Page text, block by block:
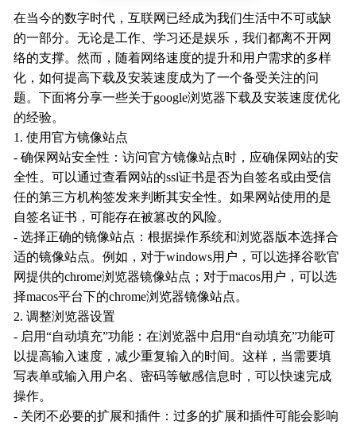
在当今的数字时代，互联网已经成为我们生活中不可或缺
的一部分。无论是工作、学习还是娱乐，我们都离不开网
络的支撑。然而，随着网络速度的提升和用户需求的多样
化，如何提高下载及安装速度成为了一个备受关注的问
题。下面将分享一些关于google浏览器下载及安装速度优化
的经验。
1. 使用官方镜像站点
- 确保网站安全性：访问官方镜像站点时，应确保网站的安
全性。可以通过查看网站的ssl证书是否为自签名或由受信
任的第三方机构签发来判断其安全性。如果网站使用的是
自签名证书，可能存在被篡改的风险。
- 选择正确的镜像站点：根据操作系统和浏览器版本选择合
适的镜像站点。例如，对于windows用户，可以选择谷歌官
网提供的chrome浏览器镜像站点；对于macos用户，可以选
择macos平台下的chrome浏览器镜像站点。
2. 调整浏览器设置
- 启用“自动填充”功能：在浏览器中启用“自动填充”功能可
以提高输入速度，减少重复输入的时间。这样，当需要填
写表单或输入用户名、密码等敏感信息时，可以快速完成
操作。
- 关闭不必要的扩展和插件：过多的扩展和插件可能会影响